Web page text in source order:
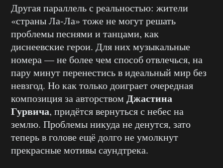
Другая параллель с реальностью: жители
«страны Ла-Ла» тоже не могут решать
проблемы песнями и танцами, как
диснеевские герои. Для них музыкальные
номера — не более чем способ отвлечься, на
пару минут перенестись в идеальный мир без
невзгод. Но как только доиграет очередная
композиция за авторством Джастина
Гурвича, придётся вернуться с небес на
землю. Проблемы никуда не денутся, зато
теперь в голове ещё долго не умолкнут
прекрасные мотивы саундтрека.